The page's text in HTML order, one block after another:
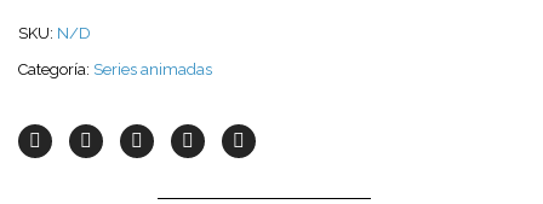
SKU: N/D
Categoría: Series animadas